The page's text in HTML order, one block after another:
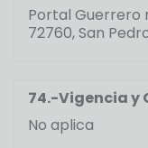
Portal Guerrero
72760, San
74.-Vigencia y
No aplica